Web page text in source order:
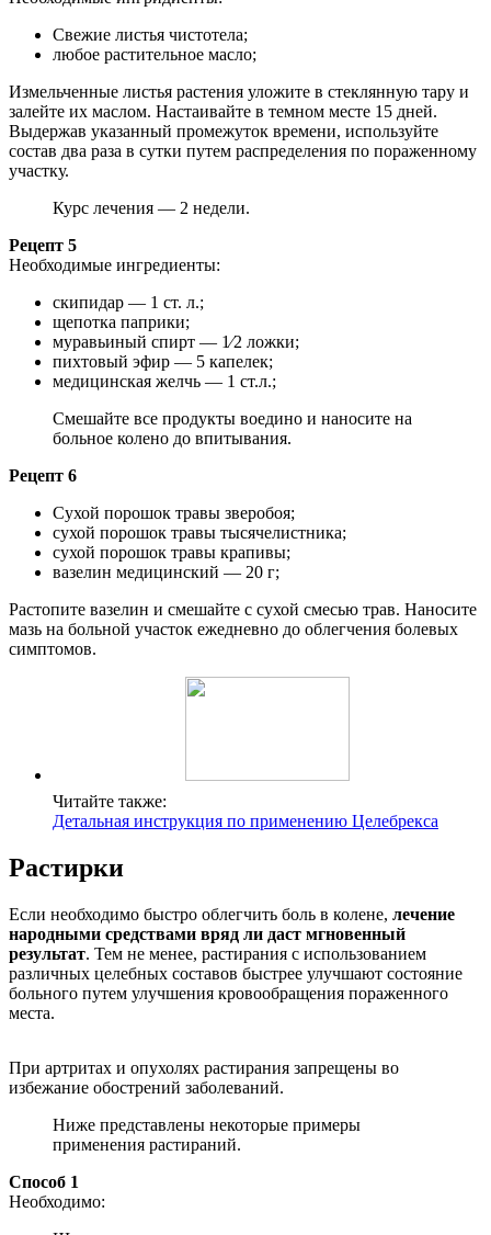
Свежие листья чистотела;
любое растительное масло;
Измельченные листья растения уложите в стеклянную тару и
залейте их маслом. Настаивайте в темном месте 15 дней.
Выдержав указанный промежуток времени, используйте
состав два раза в сутки путем распределения по пораженному
участку.
Курс лечения — 2 недели.
Рецепт 5
Необходимые ингредиенты:
скипидар — 1 ст. л.;
щепотка паприки;
муравьиный спирт — 1⁄2 ложки;
пихтовый эфир — 5 капелек;
медицинская желчь — 1 ст.л.;
Смешайте все продукты воедино и наносите на
больное колено до впитывания.
Рецепт 6
Сухой порошок травы зверобоя;
сухой порошок травы тысячелистника;
сухой порошок травы крапивы;
вазелин медицинский — 20 г;
Растопите вазелин и смешайте с сухой смесью трав. Наносите
мазь на больной участок ежедневно до облегчения болевых
симптомов.
Читайте также:
Детальная инструкция по применению Целебрекса
Растирки
Если необходимо быстро облегчить боль в колене, лечение
народными средствами вряд ли даст мгновенный
результат. Тем не менее, растирания с использованием
различных целебных составов быстрее улучшают состояние
больного путем улучшения кровообращения пораженного
места.
При артритах и опухолях растирания запрещены во
избежание обострений заболеваний.
Ниже представлены некоторые примеры
применения растираний.
Способ 1
Необходимо: